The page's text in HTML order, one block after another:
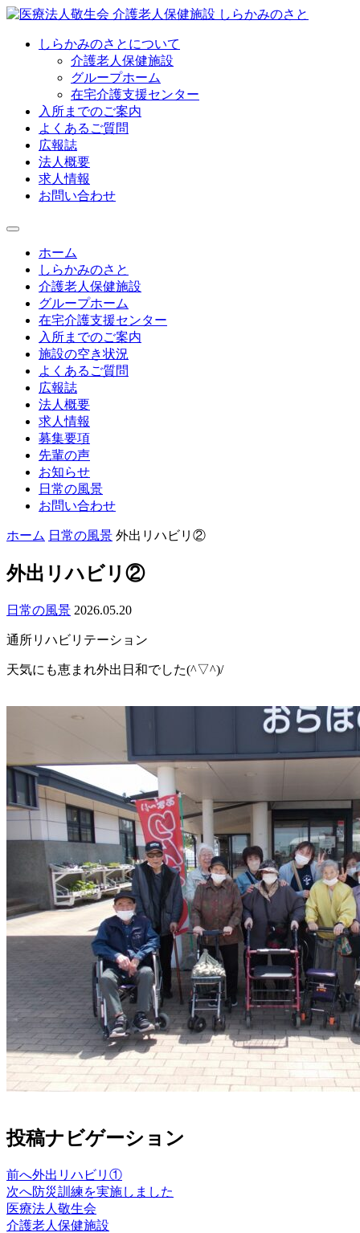
しらかみのさとについて
介護老人保健施設
グループホーム
在宅介護支援センター
入所までのご案内
よくあるご質問
広報誌
法人概要
求人情報
お問い合わせ
ホーム
しらかみのさと
介護老人保健施設
グループホーム
在宅介護支援センター
入所までのご案内
施設の空き状況
よくあるご質問
広報誌
法人概要
求人情報
募集要項
先輩の声
お知らせ
日常の風景
お問い合わせ
ホーム 日常の風景 外出リハビリ②
外出リハビリ②
日常の風景 2026.05.20
通所リハビリテーション
天気にも恵まれ外出日和でした(^▽^)/
投稿ナビゲーション
前へ外出リハビリ①
次へ防災訓練を実施しました
医療法人敬生会
介護老人保健施設